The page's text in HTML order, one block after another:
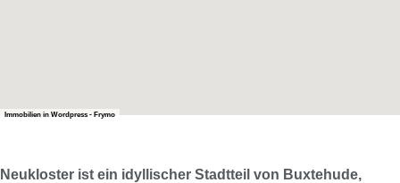
Immobilien in Wordpress - Frymo
Neukloster ist ein idyllischer Stadtteil von Buxtehude,